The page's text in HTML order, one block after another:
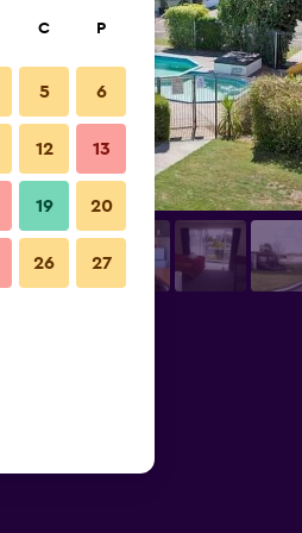
C P
5 6
12 13
19 20
26 27